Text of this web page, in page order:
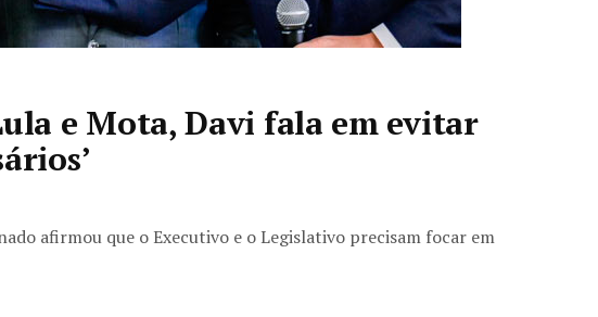
e Mota, Davi fala em evitar
afirmou que o Executivo e o Legislativo precisam focar em